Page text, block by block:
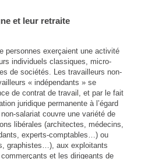
et leur retraite
personnes exerçaient une activité
individuels classiques, micro-
de sociétés. Les travailleurs non-
« indépendants » se
de contrat de travail, et par le fait
juridique permanente à l’égard
non-salariat couvre une variété de
libérales (architectes, médecins,
experts-comptables…) ou
graphistes…), aux exploitants
et les dirigeants de